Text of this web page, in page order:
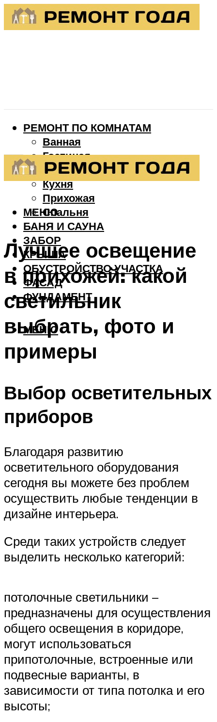
РЕМОНТ ПО КОМНАТАМ
Ванная
Гостиная
Детская
Кухня
Прихожая
Спальня
БАНЯ И САУНА
ЗАБОР
КРЫША
ОБУСТРОЙСТВО УЧАСТКА
ФАСАД
ФУНДАМЕНТ
МЕНЮ
МЕНЮ
Лучшее освещение
в прихожей: какой
светильник
выбрать, фото и
примеры
Выбор осветительных
приборов
Благодаря развитию
осветительного оборудования
сегодня вы можете без проблем
осуществить любые тенденции в
дизайне интерьера.
Среди таких устройств следует
выделить несколько категорий:
потолочные светильники –
предназначены для осуществления
общего освещения в коридоре,
могут использоваться
припотолочные, встроенные или
подвесные варианты, в
зависимости от типа потолка и его
высоты;